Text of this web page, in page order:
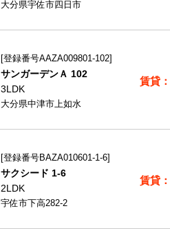
大分県宇佐市四日市
登録番号AAZA009801-102
サンガーデンＡ 102
3LDK
大分県中津市上如水
登録番号BAZA010601-1-6
サクシード 1-6
2LDK
宇佐市下高282-2